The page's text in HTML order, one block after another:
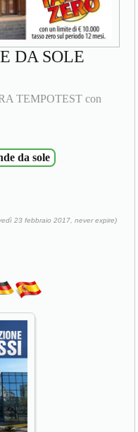
DA SOLE
TEMPOTEST con
da sole
23 febbraio 2017, never expire)